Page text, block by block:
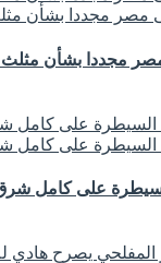
مجددا بشأن مثلث
السيطرة على كامل